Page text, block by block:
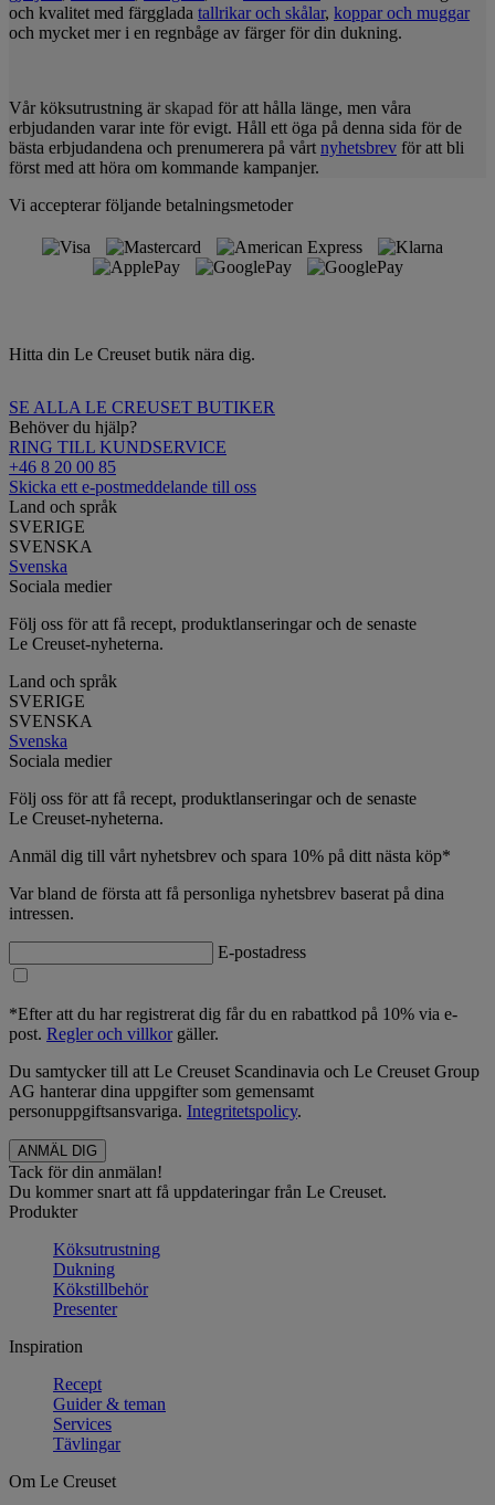
och kvalitet med färgglada tallrikar och skålar, koppar och muggar
och mycket mer i en regnbåge av färger för din dukning.
Vår köksutrustning är skapad för att hålla länge, men våra
erbjudanden varar inte för evigt. Håll ett öga på denna sida för de
bästa erbjudandena och prenumerera på vårt nyhetsbrev för att bli
först med att höra om kommande kampanjer.
Vi accepterar följande betalningsmetoder
Hitta din Le Creuset butik nära dig.
SE ALLA LE CREUSET BUTIKER
Behöver du hjälp?
RING TILL KUNDSERVICE
+46 8 20 00 85
Skicka ett e-postmeddelande till oss
Land och språk
SVERIGE
SVENSKA
Svenska
Sociala medier
Följ oss för att få recept, produktlanseringar och de senaste
Le Creuset-nyheterna.
Land och språk
SVERIGE
SVENSKA
Svenska
Sociala medier
Följ oss för att få recept, produktlanseringar och de senaste
Le Creuset-nyheterna.
Anmäl dig till vårt nyhetsbrev och spara 10% på ditt nästa köp*
Var bland de första att få personliga nyhetsbrev baserat på dina
intressen.
E-postadress
*Efter att du har registrerat dig får du en rabattkod på 10% via e-
post. Regler och villkorgäller.
Du samtycker till att Le Creuset Scandinavia och Le Creuset Group
AG hanterar dina uppgifter som gemensamt
personuppgiftsansvariga. Integritetspolicy.
Tack för din anmälan!
Du kommer snart att få uppdateringar från Le Creuset.
Produkter
Köksutrustning
Dukning
Kökstillbehör
Presenter
Inspiration
Recept
Guider & teman
Services
Tävlingar
Om Le Creuset